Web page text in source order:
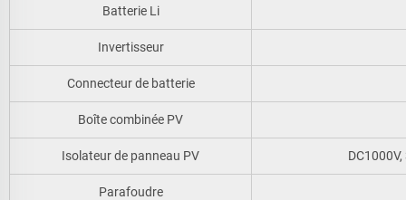
Batterie Li
Invertisseur
Connecteur de batterie
Boîte combinée PV
Isolateur de panneau PV
Parafoudre